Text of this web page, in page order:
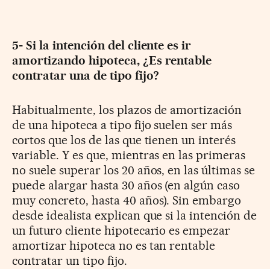
5- Si la intención del cliente es ir
amortizando hipoteca, ¿Es rentable
contratar una de tipo fijo?
Habitualmente, los plazos de amortización
de una hipoteca a tipo fijo suelen ser más
cortos que los de las que tienen un interés
variable. Y es que, mientras en las primeras
no suele superar los 20 años, en las últimas se
puede alargar hasta 30 años (en algún caso
muy concreto, hasta 40 años). Sin embargo
desde idealista explican que si la intención de
un futuro cliente hipotecario es empezar
amortizar hipoteca no es tan rentable
contratar un tipo fijo.